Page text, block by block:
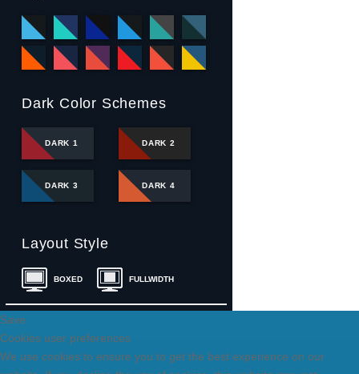
Dark Color Schemes
DARK 1 DARK 2
DARK 3 DARK 4
Layout Style
BOXED FULLWIDTH
Save
Cookies user preferences
We use cookies to ensure you to get the best experience on our